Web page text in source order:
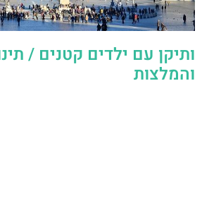
ותיקן עם ילדים קטנים /
והמלצות